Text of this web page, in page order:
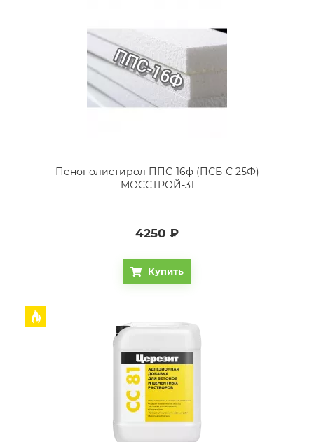
Пенополистирол ППС-16ф (ПСБ-С 25Ф)
МОССТРОЙ-31
4250 ₽
Купить